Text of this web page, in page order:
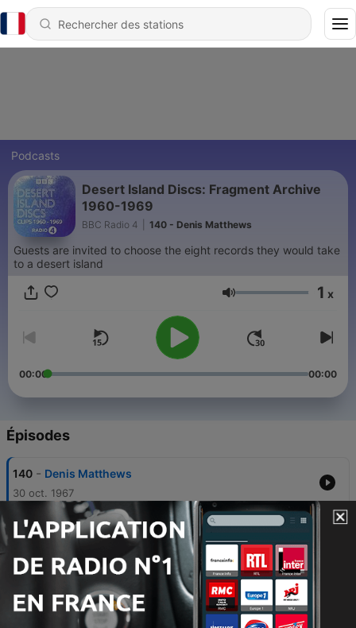
Podcasts
Desert Island Discs: Fragment Archive
1960-1969
BBC Radio 4 140 - Denis Matthews
Guests are invited to choose the eight records they would take
to a desert island
Volume 1 x
00:00 00:00
Épisodes
140 - Denis Matthews
30 oct. 1967
139 - John Barry
138 - Dame Edith Evans
18 mai 1964